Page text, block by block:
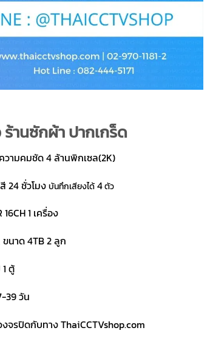
านซักผ้า ปากเกร็ด
วามคมชัด 4 ล้านพิกเซล(2K)
24 ชั่วโมงบันทึกเสียงได้4ตัว
1 เครื่อง
นาด 4TB 2 ลูก
ตู้
39 วัน
รปิดกับทาง ThaiCCTVshop.com